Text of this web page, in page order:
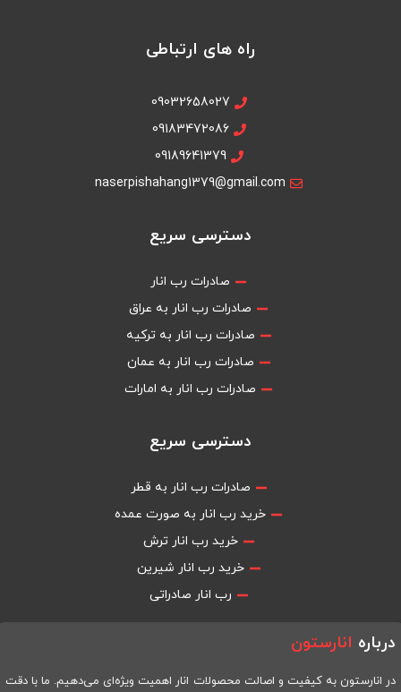
درباره انارستون
در انارستون به کیفیت و اصالت محصولات انار اهمیت ویژه‌ای می‌دهیم. ما با دقت
دسترسی سریع
صادرات رب انار به قطر
خرید رب انار به صورت عمده
خرید رب انار ترش
خرید رب انار شیرین
رب انار صادراتی
دسترسی سریع
صادرات رب انار
صادرات رب انار به عراق
صادرات رب انار به ترکیه
صادرات رب انار به عمان
صادرات رب انار به امارات
راه های ارتباطی
09032658027
09183472086
09189641379
naserpishahang1379@gmail.com